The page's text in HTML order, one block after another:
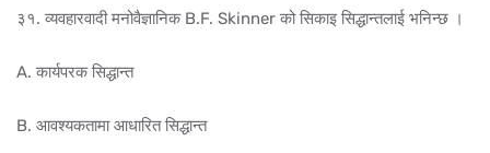
३१. व्यवहारवादी मनोवैज्ञानिक B.F. Skinner को सिकाइ सिद्धान्तलाई भनिन्छ ।
A. कार्यपरक सिद्धान्त
B. आवश्यकतामा आधारित सिद्धान्त